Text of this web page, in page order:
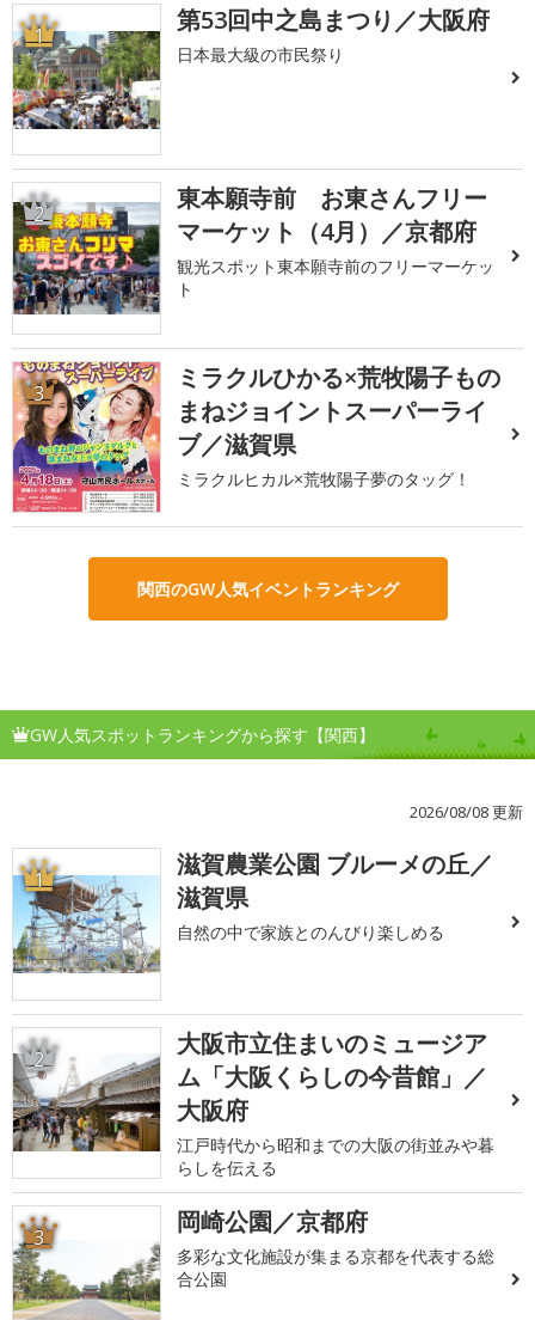
1 第53回中之島まつり／大阪府
日本最大級の市民祭り
2
東本願寺前 お東さんフリー
マーケット（4月）／京都府
観光スポット東本願寺前のフリーマーケッ
ト
3
ミラクルひかる×荒牧陽子もの
まねジョイントスーパーライ
ブ／滋賀県
ミラクルヒカル×荒牧陽子夢のタッグ！
関西のGW人気イベントランキング
GW人気スポットランキングから探す【関西】
2026/08/08 更新
1
滋賀農業公園 ブルーメの丘／
滋賀県
自然の中で家族とのんびり楽しめる
2
大阪市立住まいのミュージア
ム「大阪くらしの今昔館」／
大阪府
江戸時代から昭和までの大阪の街並みや暮
らしを伝える
3 岡崎公園／京都府
多彩な文化施設が集まる京都を代表する総
合公園